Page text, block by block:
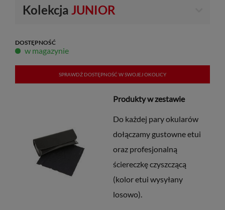
Kolekcja JUNIOR
DOSTĘPNOŚĆ
w magazynie
SPRAWDŹ DOSTĘPNOŚĆ W SWOJEJ OKOLICY
Produkty w zestawie
Do każdej pary okularów
dołączamy gustowne etui
oraz profesjonalną
ściereczkę czyszczącą
(kolor etui wysyłany
losowo).